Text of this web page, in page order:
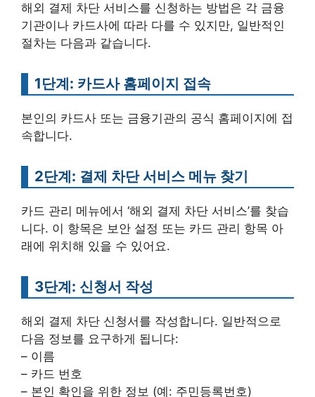
해외 결제 차단 서비스를 신청하는 방법은 각 금융
기관이나 카드사에 따라 다를 수 있지만, 일반적인
절차는 다음과 같습니다.
1단계: 카드사 홈페이지 접속
본인의 카드사 또는 금융기관의 공식 홈페이지에 접
속합니다.
2단계: 결제 차단 서비스 메뉴 찾기
카드 관리 메뉴에서 ‘해외 결제 차단 서비스’를 찾습
니다. 이 항목은 보안 설정 또는 카드 관리 항목 아
래에 위치해 있을 수 있어요.
3단계: 신청서 작성
해외 결제 차단 신청서를 작성합니다. 일반적으로
다음 정보를 요구하게 됩니다:
– 이름
– 카드 번호
– 본인 확인을 위한 정보 (예: 주민등록번호)